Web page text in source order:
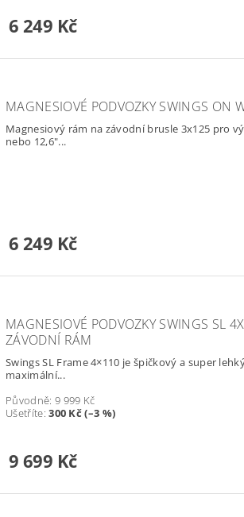
6 249 Kč
MAGNESIOVÉ PODVOZKY SWINGS ON
Magnesiový rám na závodní brusle 3x125 pro
nebo 12,6"...
6 249 Kč
MAGNESIOVÉ PODVOZKY SWINGS SL
ZÁVODNÍ RÁM
Swings SL Frame 4×110 je špičkový a super
maximální...
Původně: 9 999 Kč
Ušetříte:300 Kč (–3 %)
9 699 Kč